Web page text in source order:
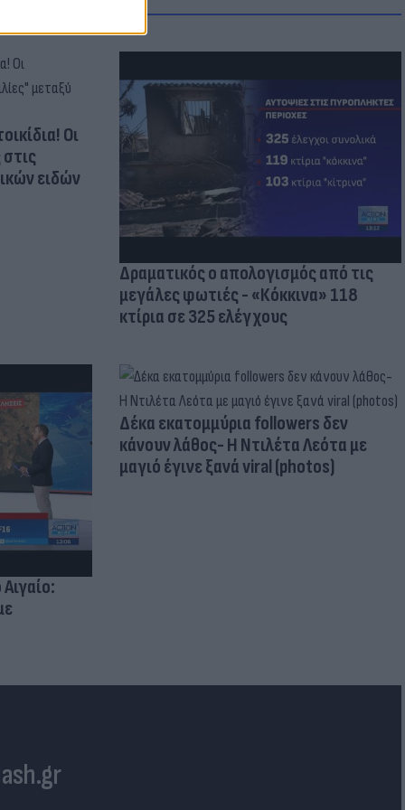
Οι
ειδών
Δραματικός ο απολογισμός από τις
μεγάλες φωτιές - «Κόκκινα» 118
κτίρια σε 325 ελέγχους
Δέκα εκατομμύρια followers δεν
κάνουν λάθος- Η Ντιλέτα Λεότα με
μαγιό έγινε ξανά viral (photos)